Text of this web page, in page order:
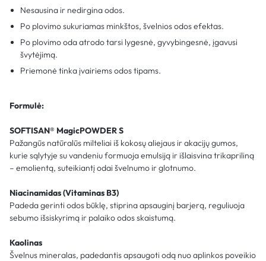
Nesausina ir nedirgina odos.
Po plovimo sukuriamas minkštos, švelnios odos efektas.
Po plovimo oda atrodo tarsi lygesnė, gyvybingesnė, įgavusi
švytėjimą.
Priemonė tinka įvairiems odos tipams.
Formulė:
SOFTISAN® MagicPOWDER S
Pažangūs natūralūs milteliai iš kokosų aliejaus ir akacijų gumos,
kurie sąlytyje su vandeniu formuoja emulsiją ir išlaisvina trikapriliną
– emolientą, suteikiantį odai švelnumo ir glotnumo.
Niacinamidas (Vitaminas B3)
Padeda gerinti odos būklę, stiprina apsauginį barjerą, reguliuoja
sebumo išsiskyrimą ir palaiko odos skaistumą.
Kaolinas
Švelnus mineralas, padedantis apsaugoti odą nuo aplinkos poveikio